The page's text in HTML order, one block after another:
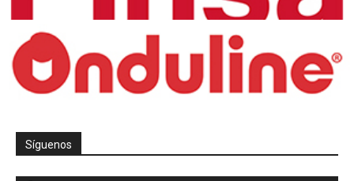
Síguenos